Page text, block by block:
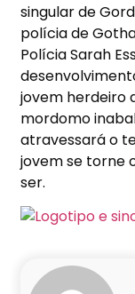
singular de
polícia de
Polícia Sarah
jovem herdeiro
mordomo
atravessará o
jovem se torne
ser.